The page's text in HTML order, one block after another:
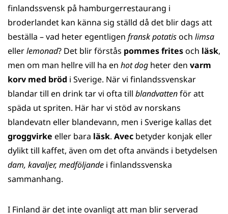
finlandssvensk på hamburgerrestaurang i
broderlandet kan känna sig ställd då det blir dags att
beställa – vad heter egentligen fransk potatisoch limsa
ellerlemonad? Det blir förstås pommes fritesoch läsk,
men om man hellre vill ha en hot dog heter den varm
korv med bröd i Sverige. När vi finlandssvenskar
blandar till en drink tar vi ofta till blandvattenför att
späda ut spriten. Här har vi stöd av norskans
blandevatn eller blandevann, men i Sverige kallas det
groggvirke eller bara läsk. Avec betyder konjak eller
dylikt till kaffet, även om det ofta används i betydelsen
dam, kavaljer, medföljande i finlandssvenska
sammanhang.
I Finland är det inte ovanligt att man blir serverad